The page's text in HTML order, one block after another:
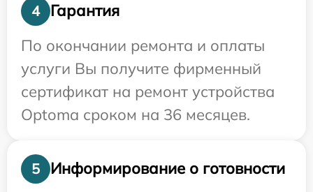
4
Гарантия
По окончании ремонта и оплаты
услуги Вы получите фирменный
сертификат на ремонт устройства
Optoma сроком на 36 месяцев.
5
Информирование о готовности